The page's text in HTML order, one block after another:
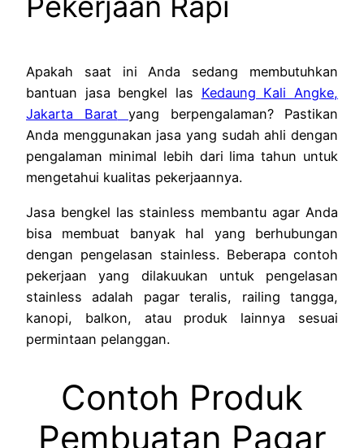
Apakah saat ini Anda sedang membutuhkan
bantuan jasa bengkel las Kedaung Kali Angke,
Jakarta Barat
yang berpengalaman? Pastikan
Anda menggunakan jasa yang sudah ahli dengan
pengalaman minimal lebih dari lima tahun untuk
mengetahui kualitas pekerjaannya.
Jasa bengkel las stainless membantu agar Anda
bisa membuat banyak hal yang berhubungan
dengan pengelasan stainless. Beberapa contoh
pekerjaan yang dilakuukan untuk pengelasan
stainless adalah pagar teralis, railing tangga,
kanopi, balkon, atau produk lainnya sesuai
permintaan pelanggan.
Contoh Produk
Pembuatan Pagar